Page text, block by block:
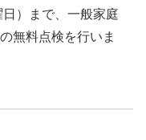
）まで、一般家庭
無料点検を行いま